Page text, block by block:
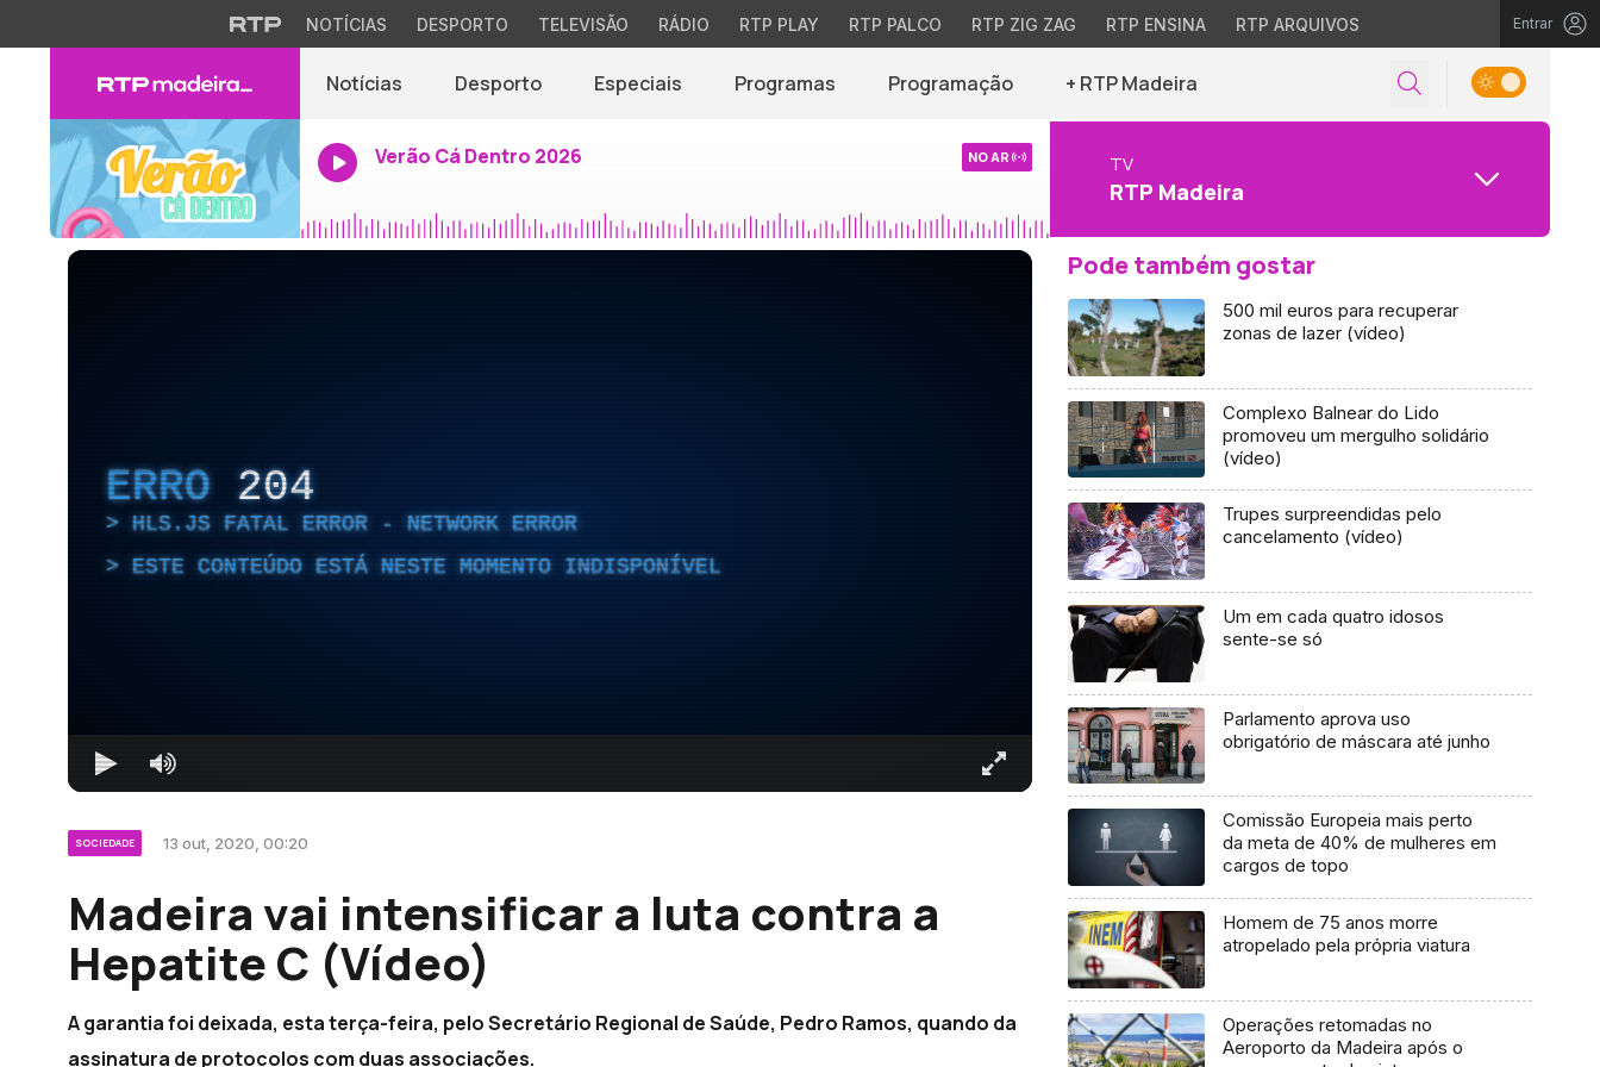
NOTÍCIAS DESPORTO TELEVISÃO RÁDIO RTP PLAY RTP PALCO RTP ZIG ZAG RTP ENSINA RTP ARQUIVOS Entrar
Notícias Desporto Especiais Programas Programação + RTP Madeira
Verão Cá Dentro 2026 NO AR TV
RTP Madeira
ERRO 204
HLS.JS FATAL ERROR - NETWORK ERROR
ESTE CONTEÚDO ESTÁ NESTE MOMENTO INDISPONÍVEL
SOCIEDADE 13 out, 2020, 00:20
Madeira vai intensificar a luta contra a
Hepatite C (Vídeo)
A garantia foi deixada, esta terça-feira, pelo Secretário Regional de Saúde, Pedro Ramos, quando da
assinatura de protocolos com duas associações.
Pode também gostar
500 mil euros para recuperar
zonas de lazer (vídeo)
Complexo Balnear do Lido
promoveu um mergulho solidário
(vídeo)
Trupes surpreendidas pelo
cancelamento (vídeo)
Um em cada quatro idosos
sente-se só
Parlamento aprova uso
obrigatório de máscara até junho
Comissão Europeia mais perto
da meta de 40% de mulheres em
cargos de topo
Homem de 75 anos morre
atropelado pela própria viatura
Operações retomadas no
Aeroporto da Madeira após o